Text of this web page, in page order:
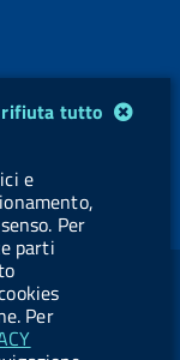
rifiuta tutto
e
Per
parti
Per